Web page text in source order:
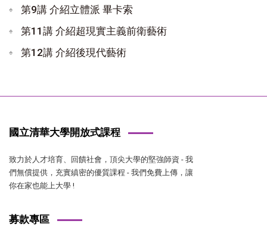
第9講 介紹立體派 畢卡索
第11講 介紹超現實主義前衛藝術
第12講 介紹後現代藝術
國立清華大學開放式課程
致力於人才培育、回饋社會，頂尖大學的堅強師資 - 我
們無償提供，充實縝密的優質課程 - 我們免費上傳，讓
你在家也能上大學 !
募款專區